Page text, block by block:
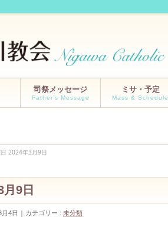
司祭メッセージ
Father’s Message
ミサ・予定
Mass & Schedule
日 2024年3月9日
月9日
4日 カテゴリー : 未分類